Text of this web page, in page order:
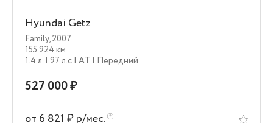
Hyundai Getz
Family,2007
155 924 км
1.4 л. | 97 л.c | AT | Передний
527 000 ₽
от 6 821 ₽ р/мес.